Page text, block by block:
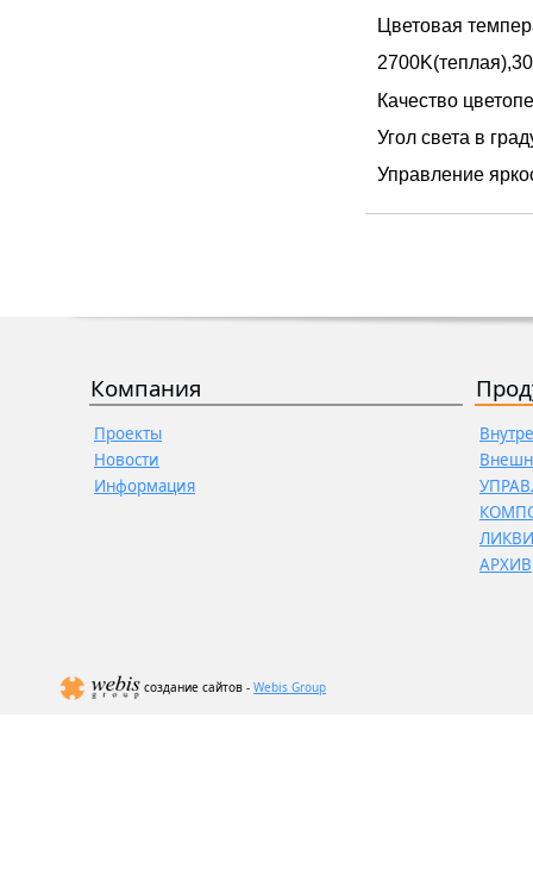
Цветовая
Качество
Угол света в
Управление
Компания
Проекты
Новости
Информация
АРХИВ
создание сайтов - Webis Group